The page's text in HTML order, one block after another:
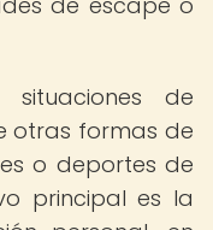
de
otras formas de
o deportes de
principal es la